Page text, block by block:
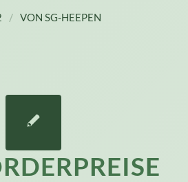
/ VON SG-HEEPEN